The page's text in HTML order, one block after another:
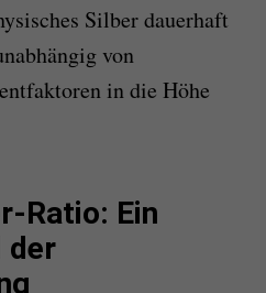
Silber dauerhaft
von
in die Höhe
Ratio: Ein
der